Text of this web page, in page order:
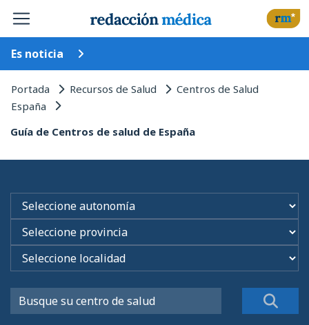
Es noticia
Portada Recursos de Salud Centros de Salud
España
Guía de Centros de salud de España